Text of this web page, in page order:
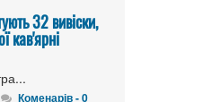
32 вивіски,
кав'ярні
Коменарів - 0